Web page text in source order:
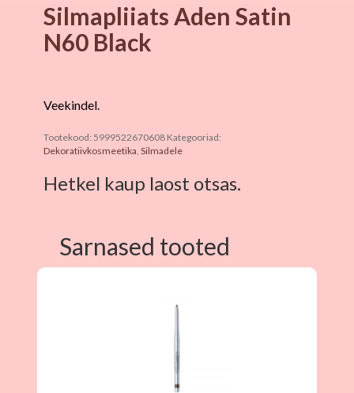
Silmapliiats Aden Satin
N60 Black
Veekindel.
Tootekood: 5999522670608 Kategooriad:
Dekoratiivkosmeetika, Silmadele
Hetkel kaup laost otsas.
Sarnased tooted